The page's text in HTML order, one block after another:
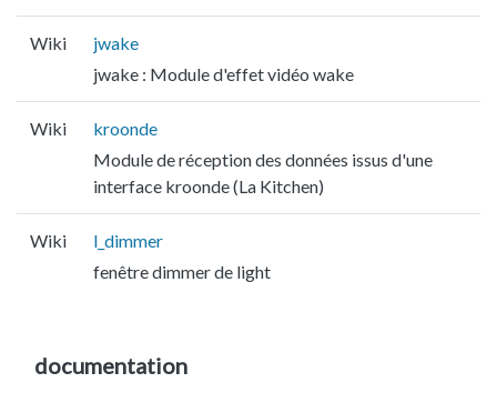
Wiki
jwake
jwake : Module d'effet vidéo wake
Wiki
kroonde
Module de réception des données issus d'une
interface kroonde (La Kitchen)
Wiki
l_dimmer
fenêtre dimmer de light
documentation